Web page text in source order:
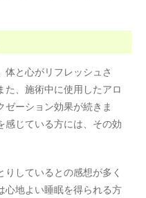
と心がリフレッシュさ
た、施術中に使用したアロ
ーション効果が続きま
感じている方には、その効
しているとの感想が多く
心地よい睡眠を得られる方